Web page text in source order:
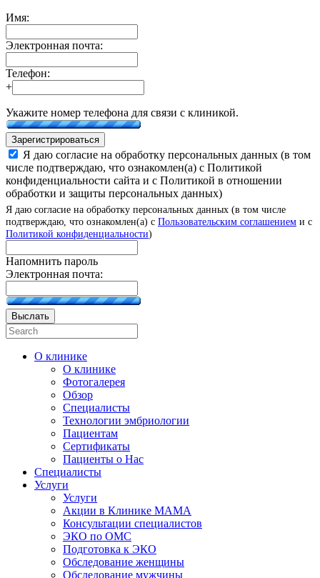
Имя:
Электронная почта:
Телефон:
+
Укажите номер телефона для связи с клиникой.
Зарегистрироваться
Я даю согласие на обработку персональных данных (в том
числе подтверждаю, что ознакомлен(а) с Политикой
конфиденциальности сайта и с Политикой в отношении
обработки и защиты персональных данных)
Я даю согласие на обработку персональных данных (в том числе
подтверждаю, что ознакомлен(а) с Пользовательским соглашением и с
Политикой конфиденциальности)
Напомнить пароль
Электронная почта:
Выслать
О клинике
О клинике
Фотогалерея
Обзор
Специалисты
Технологии эмбриологии
Пациентам
Сертификаты
Пациенты о Нас
Специалисты
Услуги
Услуги
Акции в Клинике МАМА
Консультации специалистов
ЭКО по ОМС
Подготовка к ЭКО
Обследование женщины
Обследование мужчины